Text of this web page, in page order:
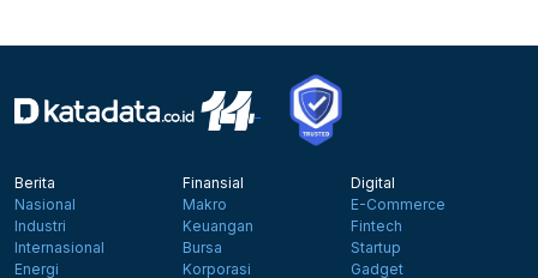
Berita
Nasional
Industri
Internasional
Energi
Finansial
Makro
Keuangan
Bursa
Korporasi
Digital
E-Commerce
Fintech
Startup
Gadget